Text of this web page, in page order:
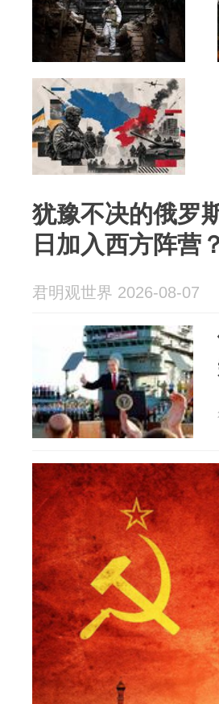
犹豫不决的俄罗
日加入西方阵营
君明观世界 2026-08-07